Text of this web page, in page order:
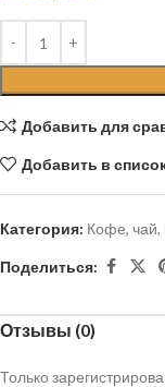
Добавить для
Добавить в
Категория: Кофе, чай,
Поделиться:
Отзывы (0)
Только